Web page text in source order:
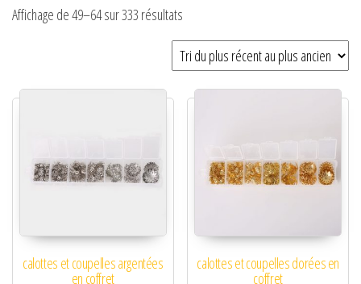
Affichage de 49–64 sur 333 résultats
calottes et coupelles argentées
en coffret
calottes et coupelles dorées en
coffret